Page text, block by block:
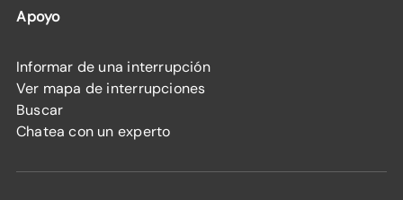
Apoyo
Informar de una interrupción
Ver mapa de interrupciones
Buscar
Chatea con un experto